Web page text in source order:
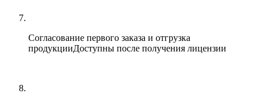
Согласование первого заказа и отгрузка
продукцииДоступны после получения лицензии